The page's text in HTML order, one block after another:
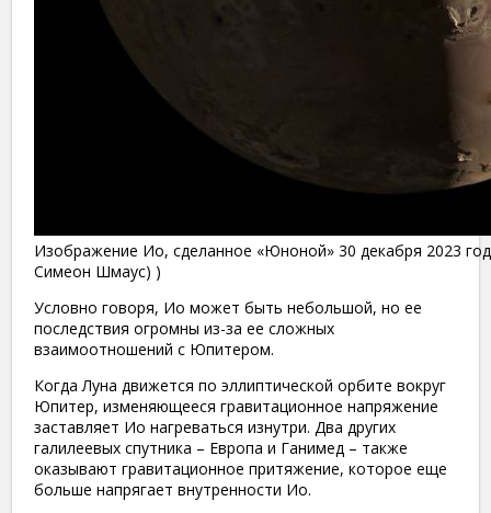
Изображение Ио, сделанное «Юноной» 30 декабря 2023
Симеон Шмаус) )
Условно говоря, Ио может быть небольшой, но ее
последствия огромны из-за ее сложных
взаимоотношений с Юпитером.
Когда Луна движется по эллиптической орбите вокруг
Юпитер, изменяющееся гравитационное напряжение
заставляет Ио нагреваться изнутри. Два других
галилеевых спутника – Европа и Ганимед – также
оказывают гравитационное притяжение, которое еще
больше напрягает внутренности Ио.